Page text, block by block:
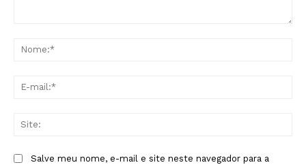
Salve meu nome, e-mail e site neste navegador para a